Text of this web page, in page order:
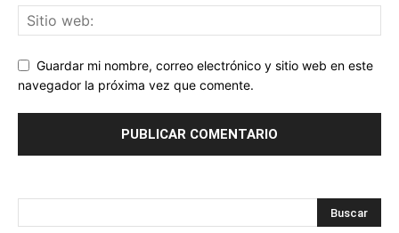
Guardar mi nombre, correo electrónico y sitio web en este
navegador la próxima vez que comente.